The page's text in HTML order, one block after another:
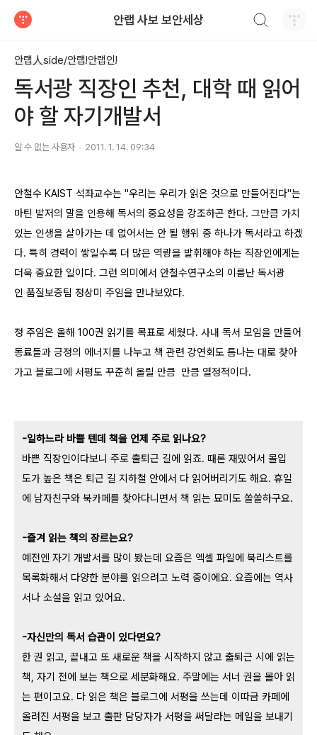
안랩 사보 보안세상
안랩人side/안랩!안랩인!
독서광 직장인 추천, 대학 때 읽어
야 할 자기개발서
알 수 없는 사용자 2011. 1. 14. 09:34
안철수 KAIST 석좌교수는 "우리는 우리가 읽은 것으로 만들어진다"는
마틴 발저의 말을 인용해 독서의 중요성을 강조하곤 한다. 그만큼 가치
있는 인생을 살아가는 데 없어서는 안 될 행위 중 하나가 독서라고 하겠
다. 특히 경력이 쌓일수록 더 많은 역량을 발휘해야 하는 직장인에게는
더욱 중요한 일이다. 그런 의미에서 안철수연구소의 이름난 독서광
인 품질보증팀 정상미 주임을 만나보았다.
정 주임은 올해 100권 읽기를 목표로 세웠다. 사내 독서 모임을 만들어
동료들과 긍정의 에너지를 나누고 책 관련 강연회도 틈나는 대로 찾아
가고 블로그에 서평도 꾸준히 올릴 만큼 만큼 열정적이다.
-일하느라 바쁠 텐데 책을 언제 주로 읽나요?
바쁜 직장인이다보니 주로 출퇴근 길에 읽죠. 때론 재밌어서 몰입
도가 높은 책은 퇴근 길 지하철 안에서 다 읽어버리기도 해요. 휴일
에 남자친구와 북카페를 찾아다니면서 책 읽는 묘미도 쏠쏠하구요.
-즐겨 읽는 책의 장르는요?
예전엔 자기 개발서를 많이 봤는데 요즘은 엑셀 파일에 북리스트를
목록화해서 다양한 분야를 읽으려고 노력 중이에요. 요즘에는 역사
서나 소설을 읽고 있어요.
-자신만의 독서 습관이 있다면요?
한 권 읽고, 끝내고 또 새로운 책을 시작하지 않고 출퇴근 시에 읽는
책, 자기 전에 보는 책으로 세분화해요. 주말에는 서너 권을 몰아 읽
는 편이고요. 다 읽은 책은 블로그에 서평을 쓰는데 이따금 카페에
올려진 서평을 보고 출판 담당자가 서평을 써달라는 메일을 보내기